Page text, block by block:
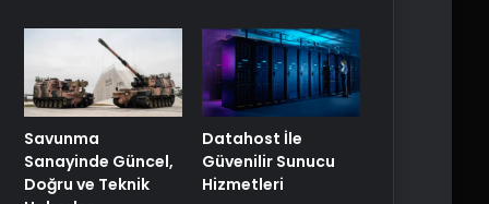
Savunma
Sanayinde Güncel,
Doğru ve Teknik
Datahost İle
Güvenilir Sunucu
Hizmetleri